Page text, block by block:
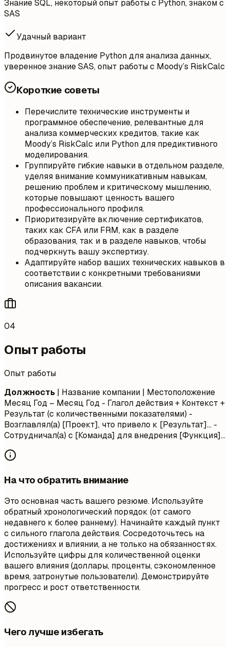
Знание SQL, некоторый опыт работы с Python, знаком с
SAS
Удачный вариант
Продвинутое владение Python для анализа данных,
уверенное знание SAS, опыт работы с Moody’s RiskCalc
Короткие советы
Перечислите технические инструменты и
программное обеспечение, релевантные для
анализа коммерческих кредитов, такие как
Moody’s RiskCalc или Python для предиктивного
моделирования.
Группируйте гибкие навыки в отдельном разделе,
уделяя внимание коммуникативным навыкам,
решению проблем и критическому мышлению,
которые повышают ценность вашего
профессионального профиля.
Приоритезируйте включение сертификатов,
таких как CFA или FRM, как в разделе
образования, так и в разделе навыков, чтобы
подчеркнуть вашу экспертизу.
Адаптируйте набор ваших технических навыков в
соответствии с конкретными требованиями
описания вакансии.
04
Опыт работы
Опыт работы
Должность | Название компании | Местоположение
Месяц Год – Месяц Год - Глагол действия + Контекст +
Результат (с количественными показателями) -
Возглавлял(а) [Проект], что привело к [Результат]... -
Сотрудничал(а) с [Команда] для внедрения [Функция]...
На что обратить внимание
Это основная часть вашего резюме. Используйте
обратный хронологический порядок (от самого
недавнего к более раннему). Начинайте каждый пункт
с сильного глагола действия. Сосредоточьтесь на
достижениях и влиянии, а не только на обязанностях.
Используйте цифры для количественной оценки
вашего влияния (доллары, проценты, сэкономленное
время, затронутые пользователи). Демонстрируйте
прогресс и рост ответственности.
Чего лучше избегать